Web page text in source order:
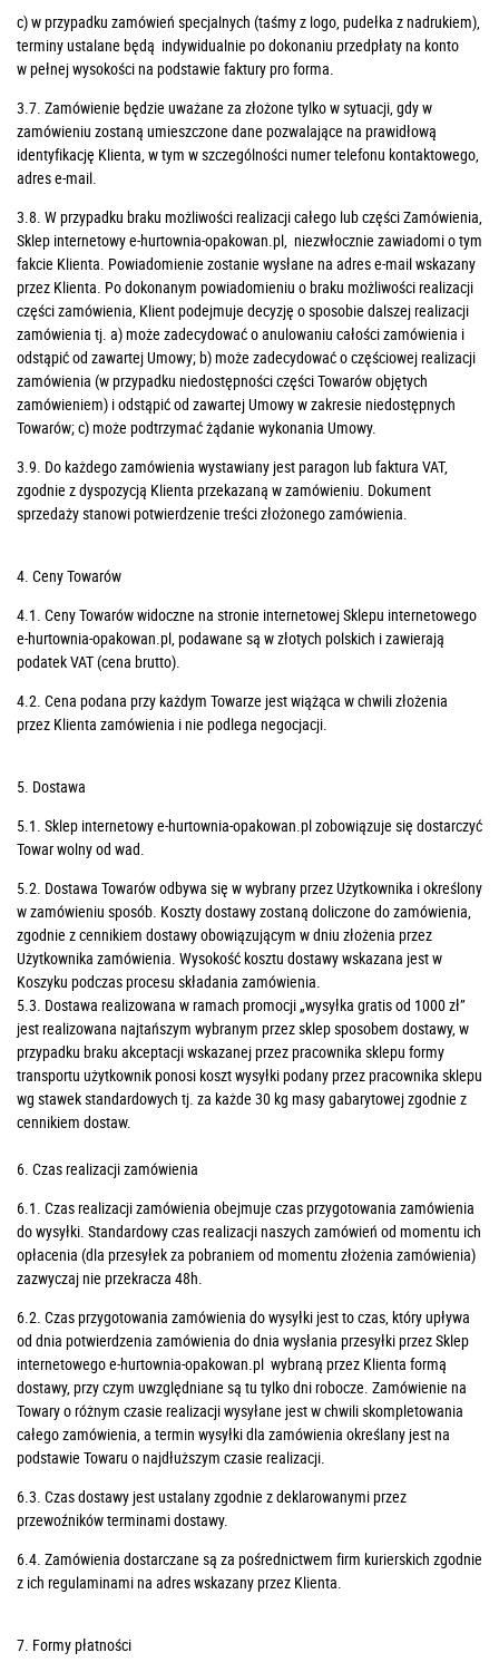
c) w przypadku zamówień specjalnych (taśmy z logo, pudełka z nadrukiem),
terminy ustalane będą indywidualnie po dokonaniu przedpłaty na konto
w pełnej wysokości na podstawie faktury pro forma.
3.7. Zamówienie będzie uważane za złożone tylko w sytuacji, gdy w
zamówieniu zostaną umieszczone dane pozwalające na prawidłową
identyfikację Klienta, w tym w szczególności numer telefonu kontaktowego,
adres e-mail.
3.8. W przypadku braku możliwości realizacji całego lub części Zamówienia,
Sklep internetowy e-hurtownia-opakowan.pl, niezwłocznie zawiadomi o tym
fakcie Klienta. Powiadomienie zostanie wysłane na adres e-mail wskazany
przez Klienta. Po dokonanym powiadomieniu o braku możliwości realizacji
części zamówienia, Klient podejmuje decyzję o sposobie dalszej realizacji
zamówienia tj. a) może zadecydować o anulowaniu całości zamówienia i
odstąpić od zawartej Umowy; b) może zadecydować o częściowej realizacji
zamówienia (w przypadku niedostępności części Towarów objętych
zamówieniem) i odstąpić od zawartej Umowy w zakresie niedostępnych
Towarów; c) może podtrzymać żądanie wykonania Umowy.
3.9. Do każdego zamówienia wystawiany jest paragon lub faktura VAT,
zgodnie z dyspozycją Klienta przekazaną w zamówieniu. Dokument
sprzedaży stanowi potwierdzenie treści złożonego zamówienia.
4. Ceny Towarów
4.1. Ceny Towarów widoczne na stronie internetowej Sklepu internetowego
e-hurtownia-opakowan.pl, podawane są w złotych polskich i zawierają
podatek VAT (cena brutto).
4.2. Cena podana przy każdym Towarze jest wiążąca w chwili złożenia
przez Klienta zamówienia i nie podlega negocjacji.
5. Dostawa
5.1. Sklep internetowy e-hurtownia-opakowan.pl zobowiązuje się dostarczyć
Towar wolny od wad.
5.2. Dostawa Towarów odbywa się w wybrany przez Użytkownika i określony
w zamówieniu sposób. Koszty dostawy zostaną doliczone do zamówienia,
zgodnie z cennikiem dostawy obowiązującym w dniu złożenia przez
Użytkownika zamówienia. Wysokość kosztu dostawy wskazana jest w
Koszyku podczas procesu składania zamówienia.
5.3. Dostawa realizowana w ramach promocji „wysyłka gratis od 1000 zł”
jest realizowana najtańszym wybranym przez sklep sposobem dostawy, w
przypadku braku akceptacji wskazanej przez pracownika sklepu formy
transportu użytkownik ponosi koszt wysyłki podany przez pracownika sklepu
wg stawek standardowych tj. za każde 30 kg masy gabarytowej zgodnie z
cennikiem dostaw.
6. Czas realizacji zamówienia
6.1. Czas realizacji zamówienia obejmuje czas przygotowania zamówienia
do wysyłki. Standardowy czas realizacji naszych zamówień od momentu ich
opłacenia (dla przesyłek za pobraniem od momentu złożenia zamówienia)
zazwyczaj nie przekracza 48h.
6.2. Czas przygotowania zamówienia do wysyłki jest to czas, który upływa
od dnia potwierdzenia zamówienia do dnia wysłania przesyłki przez Sklep
internetowego e-hurtownia-opakowan.pl wybraną przez Klienta formą
dostawy, przy czym uwzględniane są tu tylko dni robocze. Zamówienie na
Towary o różnym czasie realizacji wysyłane jest w chwili skompletowania
całego zamówienia, a termin wysyłki dla zamówienia określany jest na
podstawie Towaru o najdłuższym czasie realizacji.
6.3. Czas dostawy jest ustalany zgodnie z deklarowanymi przez
przewoźników terminami dostawy.
6.4. Zamówienia dostarczane są za pośrednictwem firm kurierskich zgodnie
z ich regulaminami na adres wskazany przez Klienta.
7. Formy płatności